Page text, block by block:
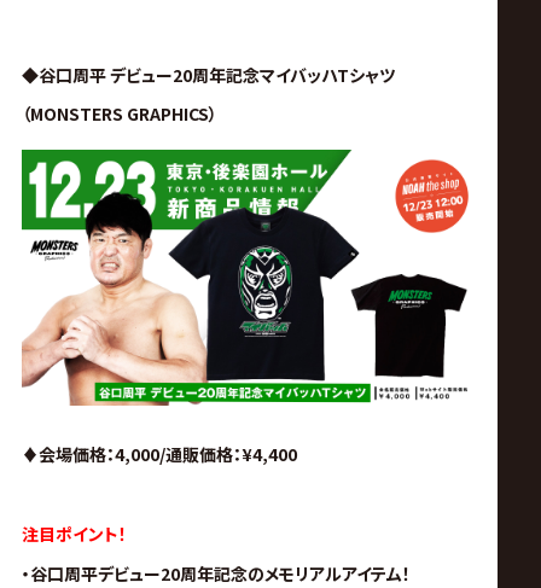
◆谷口周平 デビュー20周年記念マイバッハTシャツ
（MONSTERS GRAPHICS）
♦︎会場価格：4,000/通販価格：¥4,400
注目ポイント！
・谷口周平デビュー20周年記念のメモリアルアイテム！